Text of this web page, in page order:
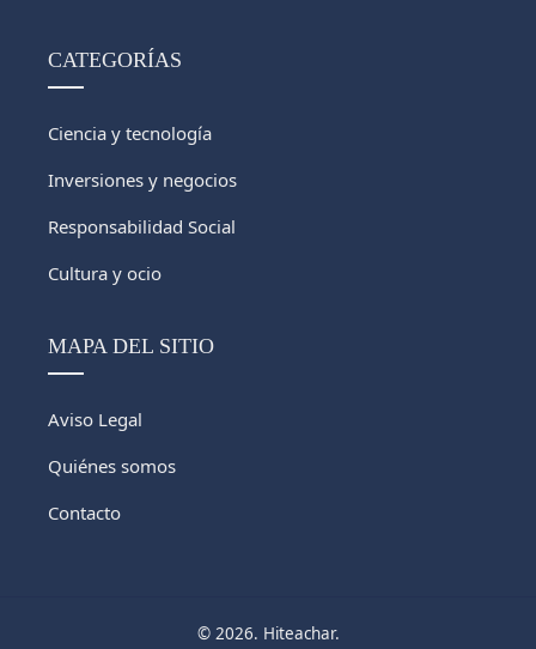
CATEGORÍAS
Ciencia y tecnología
Inversiones y negocios
Responsabilidad Social
Cultura y ocio
MAPA DEL SITIO
Aviso Legal
Quiénes somos
Contacto
© 2026. Hiteachar.